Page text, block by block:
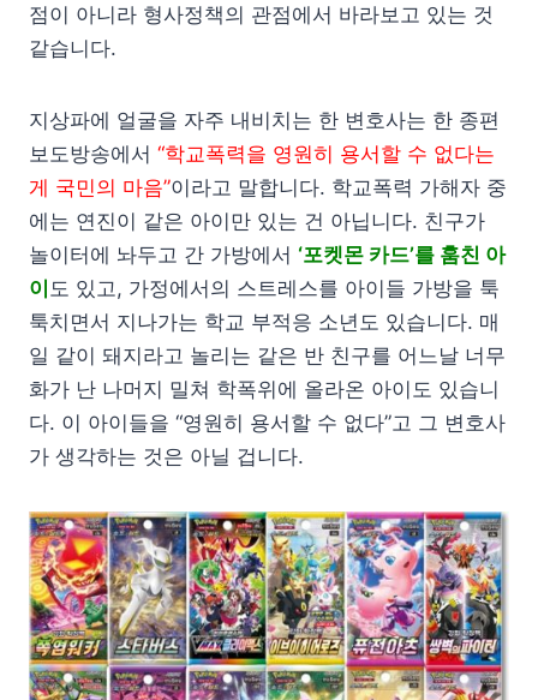
점이 아니라 형사정책의 관점에서 바라보고 있는 것
같습니다.
지상파에 얼굴을 자주 내비치는 한 변호사는 한 종편
보도방송에서 “학교폭력을 영원히 용서할 수 없다는
게 국민의 마음”이라고 말합니다. 학교폭력 가해자 중
에는 연진이 같은 아이만 있는 건 아닙니다. 친구가
놀이터에 놔두고 간 가방에서 ‘포켓몬 카드’를 훔친 아
이 도 있고, 가정에서의 스트레스를 아이들 가방을 툭
툭치면서 지나가는 학교 부적응 소년도 있습니다. 매
일 같이 돼지라고 놀리는 같은 반 친구를 어느날 너무
화가 난 나머지 밀쳐 학폭위에 올라온 아이도 있습니
다. 이 아이들을 “영원히 용서할 수 없다”고 그 변호사
가 생각하는 것은 아닐 겁니다.